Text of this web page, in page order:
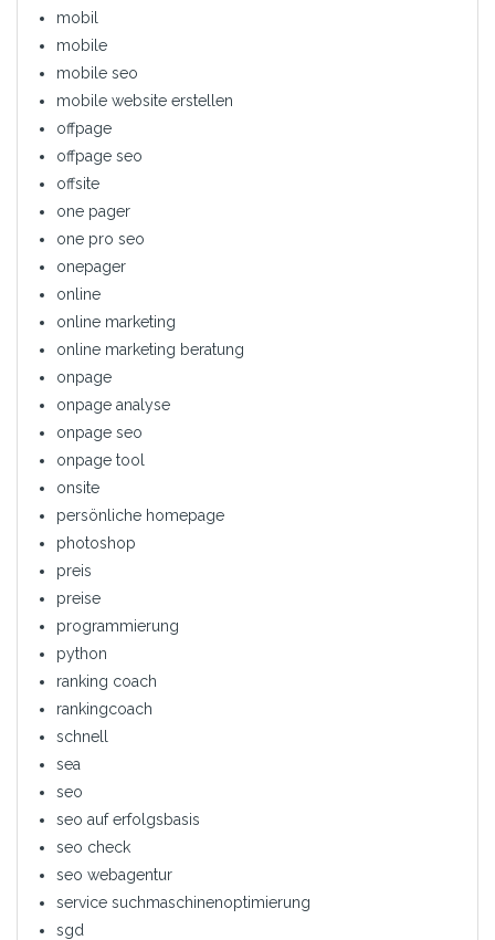
mobil
mobile
mobile seo
mobile website erstellen
offpage
offpage seo
offsite
one pager
one pro seo
onepager
online
online marketing
online marketing beratung
onpage
onpage analyse
onpage seo
onpage tool
onsite
persönliche homepage
photoshop
preis
preise
programmierung
python
ranking coach
rankingcoach
schnell
sea
seo
seo auf erfolgsbasis
seo check
seo webagentur
service suchmaschinenoptimierung
sgd